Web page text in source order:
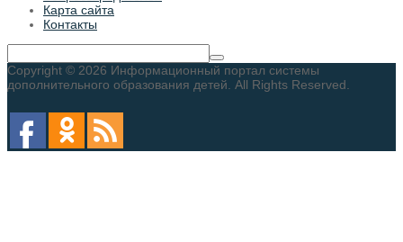
Карта сайта
Контакты
Copyright © 2026 Информационный портал системы
дополнительного образования детей. All Rights Reserved.